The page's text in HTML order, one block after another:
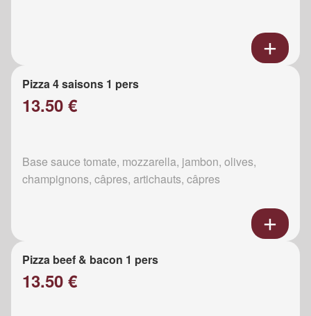
Pizza 4 saisons 1 pers
13.50 €
Base sauce tomate, mozzarella, jambon, olives,
champignons, câpres, artichauts, câpres
Pizza beef & bacon 1 pers
13.50 €